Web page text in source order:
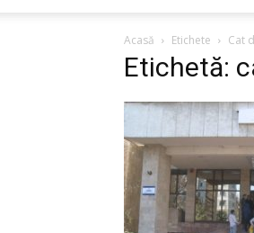
Acasă Etichete Cat
Etichetă: